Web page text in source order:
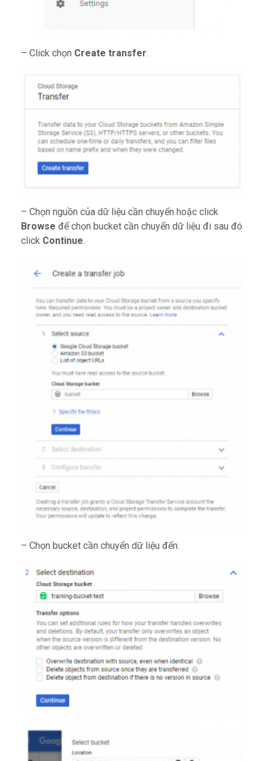
– Click chọn Create transfer.
– Chọn nguồn của dữ liệu cần chuyển hoặc click
Browse để chọn bucket cần chuyển dữ liệu đi sau đó
click Continue.
– Chọn bucket cần chuyển dữ liệu đến.